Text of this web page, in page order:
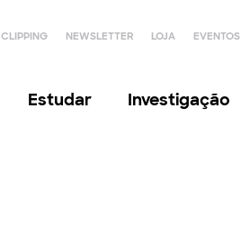
CLIPPING NEWSLETTER LOJA EVENTOS
Estudar Investigação